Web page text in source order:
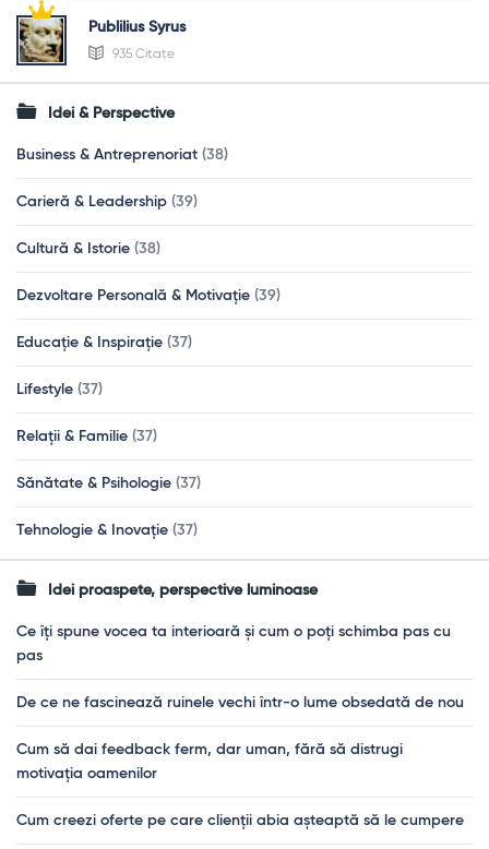
Publilius Syrus
935 Citate
Idei & Perspective
Business & Antreprenoriat (38)
Carieră & Leadership (39)
Cultură & Istorie (38)
Dezvoltare Personală & Motivație (39)
Educație & Inspirație (37)
Lifestyle (37)
Relații & Familie (37)
Sănătate & Psihologie (37)
Tehnologie & Inovație (37)
Idei proaspete, perspective luminoase
Ce îți spune vocea ta interioară și cum o poți schimba pas cu
pas
De ce ne fascinează ruinele vechi într-o lume obsedată de nou
Cum să dai feedback ferm, dar uman, fără să distrugi
motivația oamenilor
Cum creezi oferte pe care clienții abia așteaptă să le cumpere